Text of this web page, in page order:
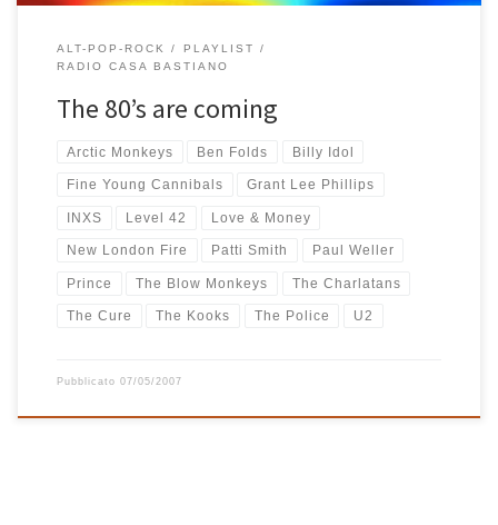
ALT-POP-ROCK
PLAYLIST
RADIO CASA BASTIANO
The 80’s are coming
Arctic Monkeys Ben Folds Billy Idol
Fine Young Cannibals Grant Lee Phillips
INXS Level 42 Love & Money
New London Fire Patti Smith Paul Weller
Prince The Blow Monkeys The Charlatans
The Cure The Kooks The Police U2
Pubblicato 07/05/2007